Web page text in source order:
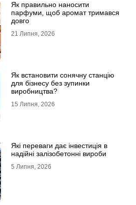
Як правильно наносити
парфуми, щоб аромат тримався
довго
21 Липня, 2026
Як встановити сонячну станцію
для бізнесу без зупинки
виробництва?
15 Липня, 2026
Які переваги дає інвестиція в
надійні залізобетонні вироби
5 Липня, 2026